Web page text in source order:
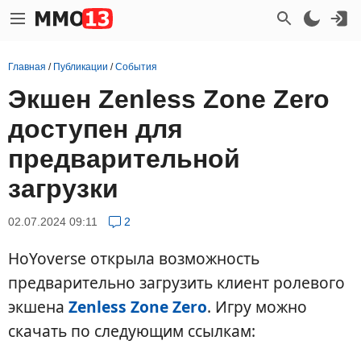
Главная / Публикации /События
Экшен Zenless Zone Zero
доступен для
предварительной
загрузки
02.07.2024 09:11 2
HoYoverse открыла возможность
предварительно загрузить клиент ролевого
экшена Zenless Zone Zero. Игру можно
скачать по следующим ссылкам: